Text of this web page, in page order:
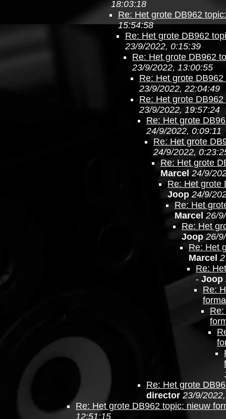
18:03:18
Re: Het grote DB962
15:54:58
Re: Het grote DB962
23/9/2022, 0:15:39
Re: Het grote DB962
23/9/2022, 13:00:55
Re: Het grote
23/9/2022, 22:04:49
Re: Het grote
23/9/2022, 19:57:24
Re: Het grote
24/9/2022, 0:09:11
Re: Het grote
24/9/2022,
Re: Het grote
Marcel 24/9/
Re: Het grote
Joop 24/9/
Re: Het
Marcel 26/
Re: Het
Joop 26/
Re: Het
Marcel
Re:
- Joop
Re:
Re: Het grote
director 23/9/
Re: Het grote DB962 topic: nieuw
12:51:15